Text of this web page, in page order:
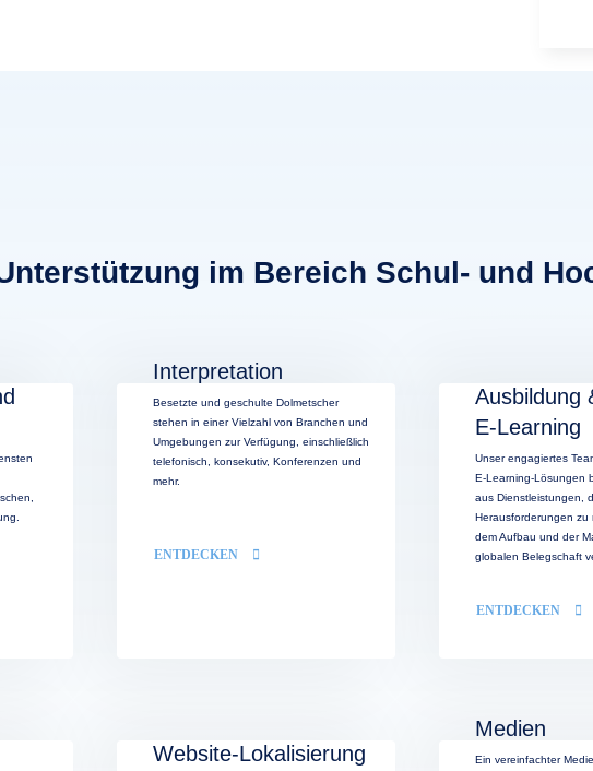
im Bereich Schul- und
Interpretation
Besetzte und geschulte Dolmetscher
stehen in einer Vielzahl von Branchen und
Umgebungen zur Verfügung, einschließlich
telefonisch, konsekutiv, Konferenzen und
mehr.
ENTDECKEN
Ausbildung
E-Learning
Unser engagiertes
E-Learning-Lösungen
aus Dienstleistungen,
Herausforderungen zu
dem Aufbau und der
globalen Belegschaft
ENTDECKEN
Website-Lokalisierung
Medien
Ein vereinfachter